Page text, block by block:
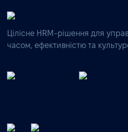
Цілісне HRM-рішення для
часом, ефективністю та